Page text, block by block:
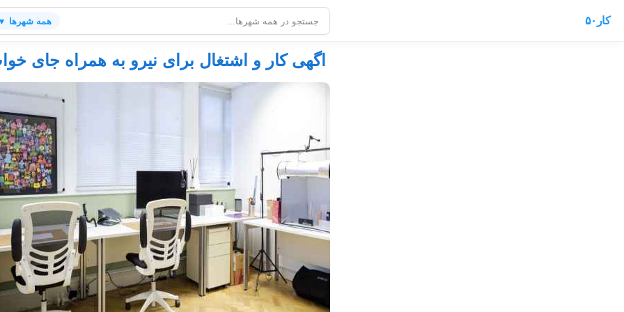
کار۵۰ همه شهرها
اگهی کار و اشتغال برای نیرو به همراه جای